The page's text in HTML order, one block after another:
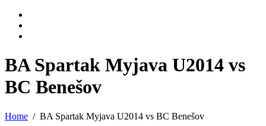
BA Spartak Myjava U2014 vs
BC Benešov
Home BA Spartak Myjava U2014 vs BC Benešov